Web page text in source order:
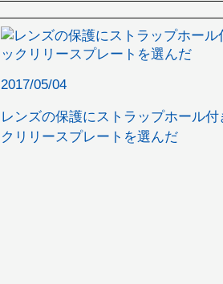
2017/05/04
レンズの保護にストラップホール付
クリリースプレートを選んだ